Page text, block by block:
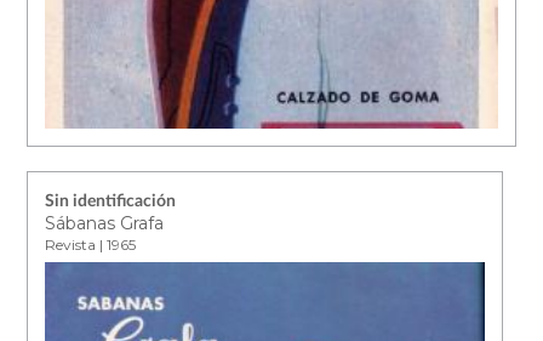
Sin identificación
Sábanas Grafa
Revista | 1965